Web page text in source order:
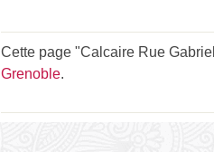
Cette page "Calcaire Rue
Grenoble.